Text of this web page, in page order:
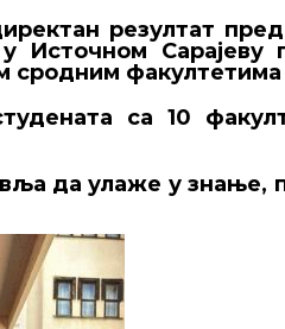
резултат
Сарајеву
сродним
са 10
да улаже у знање,